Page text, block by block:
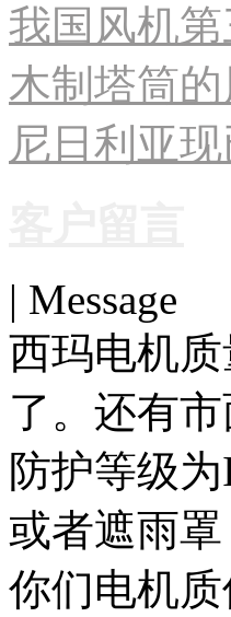
我国风机
木制塔筒
尼日利亚
| Message
西玛电机
了。还有
防护等级
或者遮雨
你们电机